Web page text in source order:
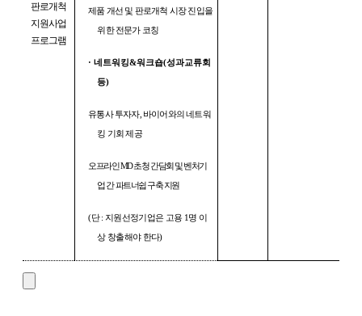
판로개척
지원사업
프로그램
제품 개선 및 판로개척 시장 진입을
위한 전문가 코칭
·네트워킹&워크숍(성과교류회
등)
유통사 투자자, 바이어와의 네트워
킹 기회 제공
오프라인MD초청 간담회 및 벤처기
업 간 파트너쉽 구축 지원
(단: 지원선정기업은 고용 1명 이
상 창출해야 한다)